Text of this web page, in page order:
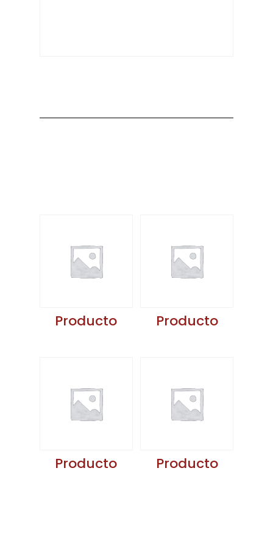
Producto Producto
Producto Producto